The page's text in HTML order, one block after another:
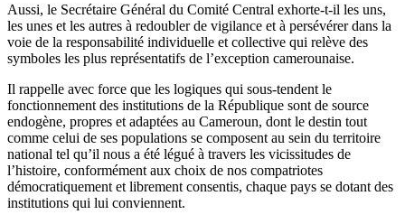
Aussi, le Secrétaire Général du Comité Central exhorte-t-il les uns,
les unes et les autres à redoubler de vigilance et à persévérer dans la
voie de la responsabilité individuelle et collective qui relève des
symboles les plus représentatifs de l’exception camerounaise.
Il rappelle avec force que les logiques qui sous-tendent le
fonctionnement des institutions de la République sont de source
endogène, propres et adaptées au Cameroun, dont le destin tout
comme celui de ses populations se composent au sein du territoire
national tel qu’il nous a été légué à travers les vicissitudes de
l’histoire, conformément aux choix de nos compatriotes
démocratiquement et librement consentis, chaque pays se dotant des
institutions qui lui conviennent.